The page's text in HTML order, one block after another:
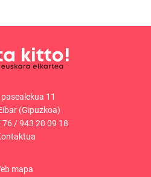
11
(Gipuzkoa)
76/943 20 09 18
mapa